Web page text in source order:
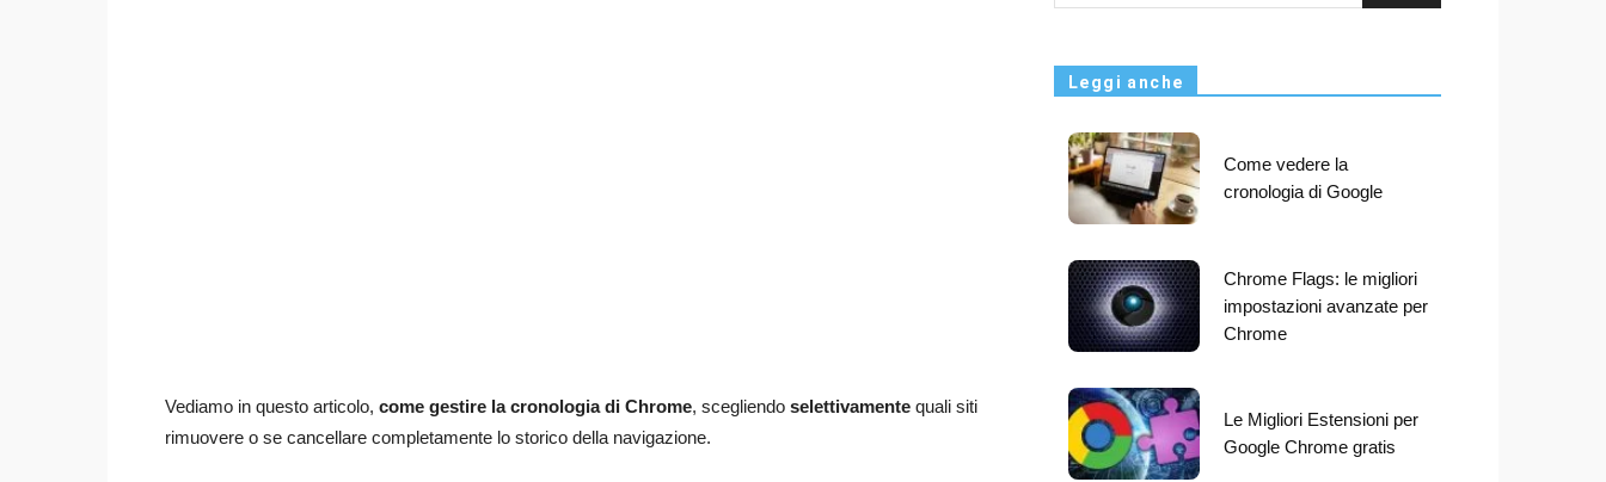
Vediamo in questo articolo, come gestire la cronologia di Chrome, scegliendo selettivamente quali siti
rimuovere o se cancellare completamente lo storico della navigazione.
Leggi anche
Come vedere la
cronologia di Google
Chrome Flags: le migliori
impostazioni avanzate per
Chrome
Le Migliori Estensioni per
Google Chrome gratis